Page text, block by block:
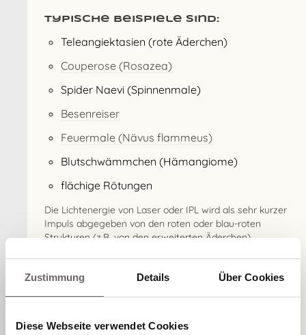
Zustimmung Details Über Cookies
Diese Webseite verwendet Cookies
Typische Beispiele sind:
Teleangiektasien (rote Äderchen)
Couperose (Rosazea)
Spider Naevi (Spinnenmale)
Besenreiser
Feuermale (Nävus flammeus)
Blutschwämmchen (Hämangiome)
flächige Rötungen
Die Lichtenergie von Laser oder IPL wird als sehr kurzer
Impuls abgegeben von den roten oder blau-roten
Strukturen (z.B. von den erweiterten Äderchen)
umliegende Gewebe wird dabei geschont.
Fakten zur Behandlung